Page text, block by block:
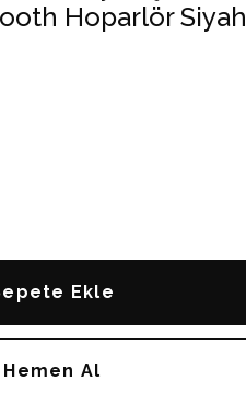
Hoparlör Siyah
Ekle
Hemen Al